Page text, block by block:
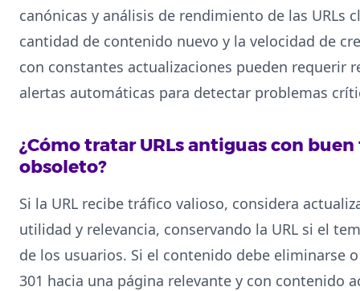
canónicas y análisis de rendimiento de las URLs
cantidad de contenido nuevo y la velocidad de
con constantes actualizaciones pueden requerir
alertas automáticas para detectar problemas
¿Cómo tratar URLs antiguas con
obsoleto?
Si la URL recibe tráfico valioso, considera
utilidad y relevancia, conservando la URL si el
de los usuarios. Si el contenido debe eliminarse
301 hacia una página relevante y con contenido